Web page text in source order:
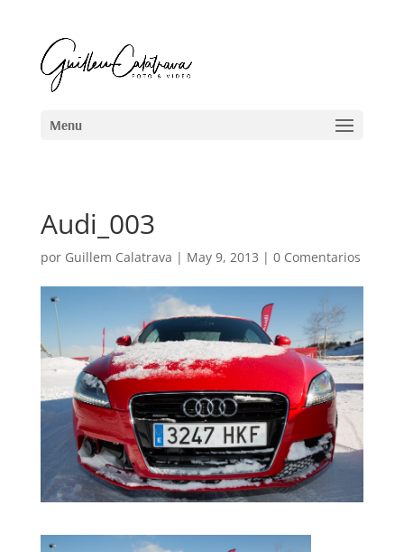
Audi_003
por Guillem Calatrava | May 9, 2013 | 0 Comentarios